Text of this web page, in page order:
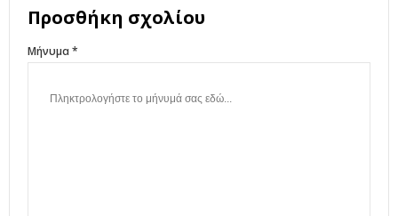
Προσθήκη σχολίου
Μήνυμα *